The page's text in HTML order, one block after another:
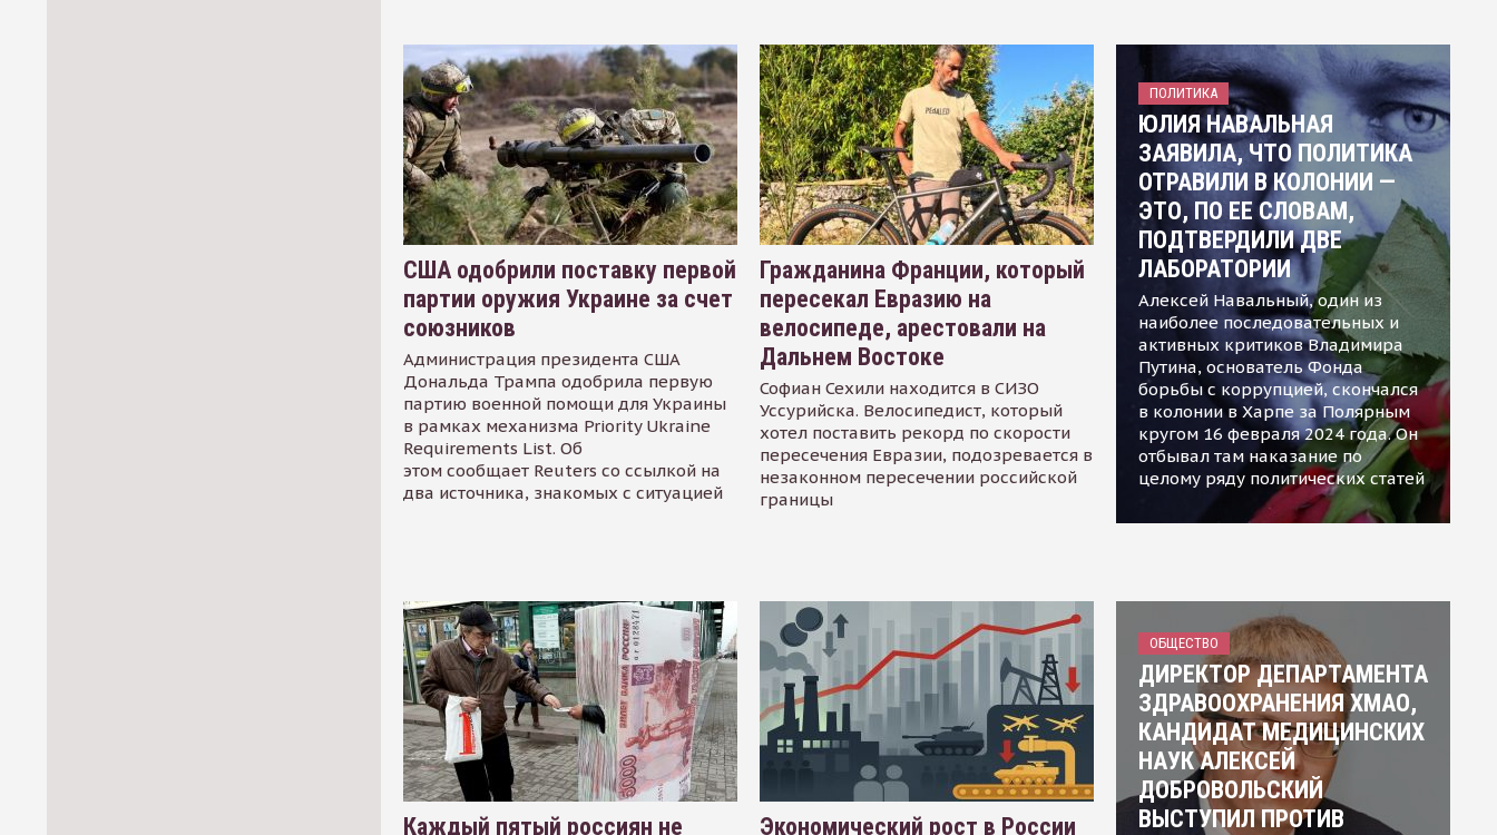
США одобрили поставку первой
партии оружия Украине за счет
союзников
Администрация президента США
Дональда Трампа одобрила первую
партию военной помощи для Украины
в рамках механизма Priority Ukraine
Requirements List. Об
этом сообщает Reuters со ссылкой на
два источника, знакомых с ситуацией
Гражданина Франции, который
пересекал Евразию на
велосипеде, арестовали на
Дальнем Востоке
Софиан Сехили находится в СИЗО
Уссурийска. Велосипедист, который
хотел поставить рекорд по скорости
пересечения Евразии, подозревается в
незаконном пересечении российской
границы
ПОЛИТИКА
ЮЛИЯ НАВАЛЬНАЯ
ЗАЯВИЛА, ЧТО ПОЛИТИКА
ОТРАВИЛИ В КОЛОНИИ —
ЭТО, ПО ЕЕ СЛОВАМ,
ПОДТВЕРДИЛИ ДВЕ
ЛАБОРАТОРИИ
Алексей Навальный, один из
наиболее последовательных и
активных критиков Владимира
Путина, основатель Фонда
борьбы с коррупцией, скончался
в колонии в Харпе за Полярным
кругом 16 февраля 2024 года. Он
отбывал там наказание по
целому ряду политических статей
Каждый пятый россиян не Экономический рост в России
ОБЩЕСТВО
ДИРЕКТОР ДЕПАРТАМЕНТА
ЗДРАВООХРАНЕНИЯ ХМАО,
КАНДИДАТ МЕДИЦИНСКИХ
НАУК АЛЕКСЕЙ
ДОБРОВОЛЬСКИЙ
ВЫСТУПИЛ ПРОТИВ